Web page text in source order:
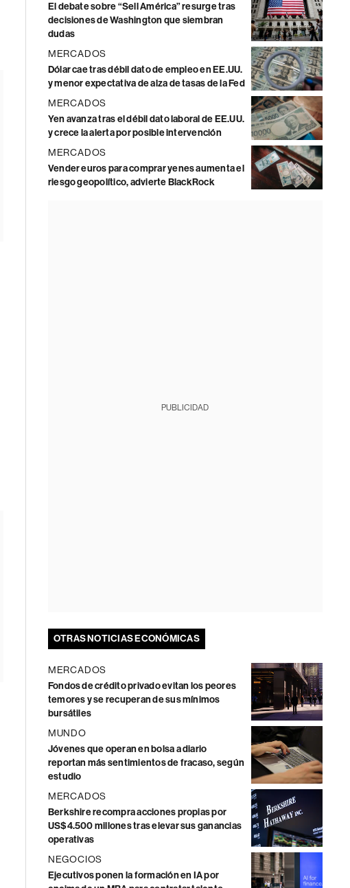
El debate sobre “Sell América” resurge tras
decisiones de Washington que siembran
dudas
MERCADOS
Dólar cae tras débil dato de empleo en EE.UU.
y menor expectativa de alza de tasas de la Fed
MERCADOS
Yen avanza tras el débil dato laboral de EE.UU.
y crece la alerta por posible intervención
MERCADOS
Vender euros para comprar yenes aumenta el
riesgo geopolítico, advierte BlackRock
PUBLICIDAD
OTRAS NOTICIAS ECONÓMICAS
MERCADOS
Fondos de crédito privado evitan los peores
temores y se recuperan de sus mínimos
bursátiles
MUNDO
Jóvenes que operan en bolsa a diario
reportan más sentimientos de fracaso, según
estudio
MERCADOS
Berkshire recompra acciones propias por
US$4.500 millones tras elevar sus ganancias
operativas
NEGOCIOS
Ejecutivos ponen la formación en IA por